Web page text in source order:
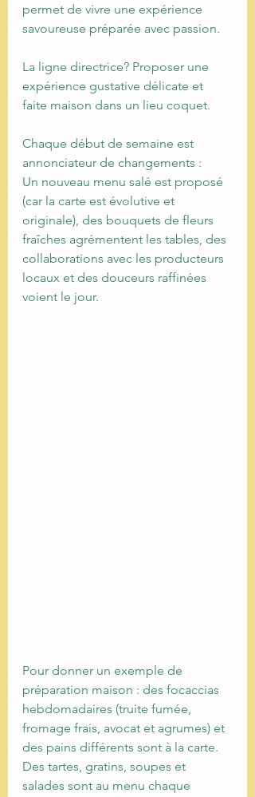
permet de vivre une expérience
savoureuse préparée avec passion.
La ligne directrice? Proposer une
expérience gustative délicate et
faite maison dans un lieu coquet.
Chaque début de semaine est
annonciateur de changements :
Un nouveau menu salé est proposé
(car la carte est évolutive et
originale), des bouquets de fleurs
fraîches agrémentent les tables, des
collaborations avec les producteurs
locaux et des douceurs raffinées
voient le jour.
Pour donner un exemple de
préparation maison : des focaccias
hebdomadaires (truite fumée,
fromage frais, avocat et agrumes) et
des pains différents sont à la carte.
Des tartes, gratins, soupes et
salades sont au menu chaque